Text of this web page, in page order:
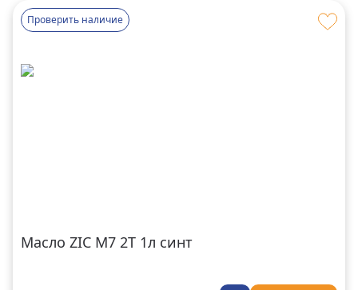
Проверить наличие
Масло ZIC M7 2T 1л синт